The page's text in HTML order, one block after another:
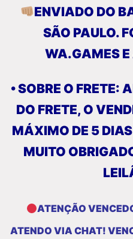
ENVIADO DO
SÃO PAULO.
WA.GAMES E
• SOBRE O FRETE:
DO FRETE, O
MÁXIMO DE 5
MUITO
ATENÇÃO
ATENDO VIA CHAT!